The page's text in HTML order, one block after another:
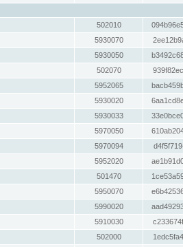
502010
5930070
5930050
502070
5952065
5930020
5930033
5970050
5970094
5952020
501470
5950070
5990020
5910030
502000